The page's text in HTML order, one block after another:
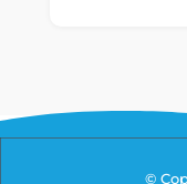
©